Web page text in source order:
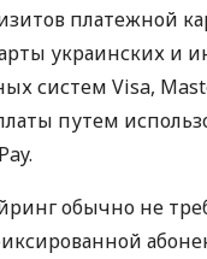
платежной
украинских и
систем Visa,
путем
обычно не